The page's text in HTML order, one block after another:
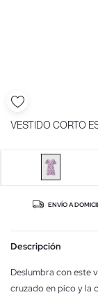
VESTIDO CORTO
ENVÍO A
Descripción
Deslumbra con este
cruzado en pico y la